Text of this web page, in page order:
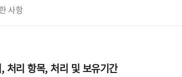
사항
처리 항목, 처리 및 보유기간